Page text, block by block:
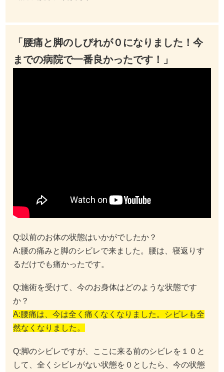
「腰痛と脚のしびれが０になりました！今
までの病院で一番良かったです！」
Q:以前のお体の状態はいかがでしたか？
A:腰の痛みと脚のシビレで来ました。腰は、寝返りす
るだけでも痛かったです。
Q:施術を受けて、今のお身体はどのような状態です
か？
A:腰痛は、今は全く痛くなくなりました。シビレも全
然なくなりました。
Q:脚のシビレですが、ここに来る前のシビレを１０と
して、全くシビレがない状態を０としたら、今の状態